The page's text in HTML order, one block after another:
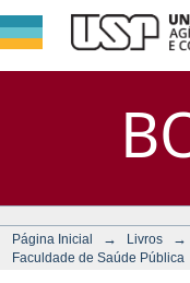
Página Inicial → Livros →
Faculdade de Saúde Pública